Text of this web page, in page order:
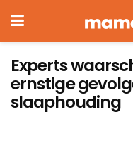
Experts
ernstige
slaaphouding